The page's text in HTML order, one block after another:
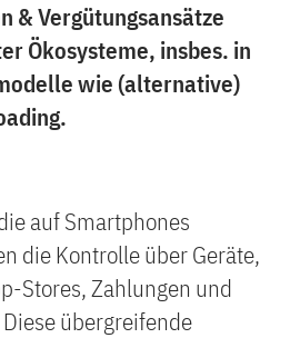
& Vergütungsansätze
Ökosysteme, insbes. in
wie (alternative)
auf Smartphones
die Kontrolle über Geräte,
Stores, Zahlungen und
übergreifende